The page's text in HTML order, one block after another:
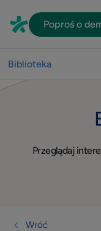
Poproś o
Przeglądaj
Biblioteka
Usprawnienie pracy
Wizerunek
Dla lekarza
Wróć